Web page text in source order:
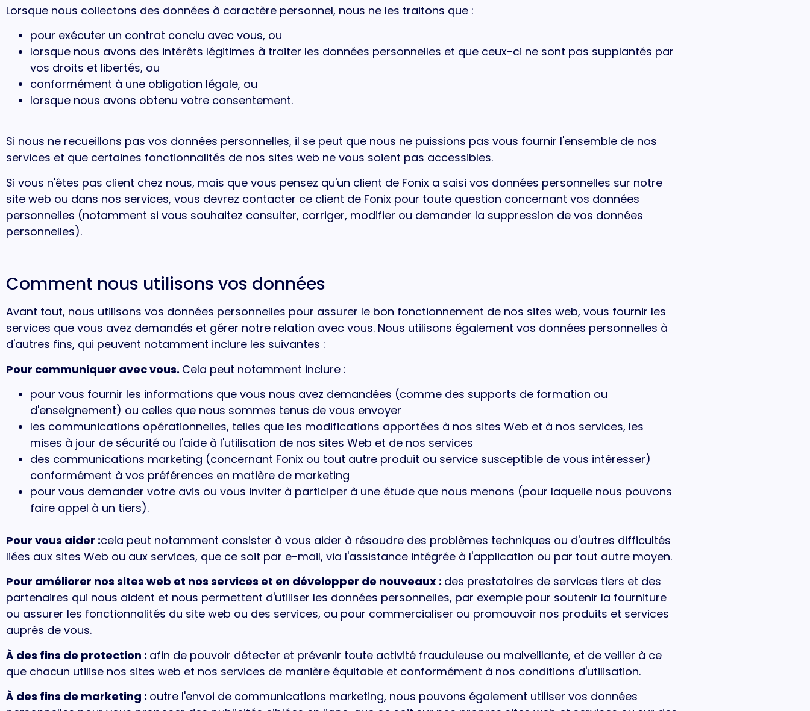
Lorsque nous collectons des données à caractère personnel, nous ne les traitons que :
pour exécuter un contrat conclu avec vous, ou
lorsque nous avons des intérêts légitimes à traiter les données personnelles et que ceux-ci ne sont pas supplantés par
vos droits et libertés, ou
conformément à une obligation légale, ou
lorsque nous avons obtenu votre consentement.
Si nous ne recueillons pas vos données personnelles, il se peut que nous ne puissions pas vous fournir l'ensemble de nos
services et que certaines fonctionnalités de nos sites web ne vous soient pas accessibles.
Si vous n'êtes pas client chez nous, mais que vous pensez qu'un client de Fonix a saisi vos données personnelles sur notre
site web ou dans nos services, vous devrez contacter ce client de Fonix pour toute question concernant vos données
personnelles (notamment si vous souhaitez consulter, corriger, modifier ou demander la suppression de vos données
personnelles).
Comment nous utilisons vos données
Avant tout, nous utilisons vos données personnelles pour assurer le bon fonctionnement de nos sites web, vous fournir les
services que vous avez demandés et gérer notre relation avec vous. Nous utilisons également vos données personnelles à
d'autres fins, qui peuvent notamment inclure les suivantes :
Pour communiquer avec vous. Cela peut notamment inclure :
pour vous fournir les informations que vous nous avez demandées (comme des supports de formation ou
d'enseignement) ou celles que nous sommes tenus de vous envoyer
les communications opérationnelles, telles que les modifications apportées à nos sites Web et à nos services, les
mises à jour de sécurité ou l'aide à l'utilisation de nos sites Web et de nos services
des communications marketing (concernant Fonix ou tout autre produit ou service susceptible de vous intéresser)
conformément à vos préférences en matière de marketing
pour vous demander votre avis ou vous inviter à participer à une étude que nous menons (pour laquelle nous pouvons
faire appel à un tiers).
Pour vous aider :cela peut notamment consister à vous aider à résoudre des problèmes techniques ou d'autres difficultés
liées aux sites Web ou aux services, que ce soit par e-mail, via l'assistance intégrée à l'application ou par tout autre moyen.
Pour améliorer nos sites web et nos services et en développer de nouveaux : des prestataires de services tiers et des
partenaires qui nous aident et nous permettent d'utiliser les données personnelles, par exemple pour soutenir la fourniture
ou assurer les fonctionnalités du site web ou des services, ou pour commercialiser ou promouvoir nos produits et services
auprès de vous.
À des fins de protection : afin de pouvoir détecter et prévenir toute activité frauduleuse ou malveillante, et de veiller à ce
que chacun utilise nos sites web et nos services de manière équitable et conformément à nos conditions d'utilisation.
À des fins de marketing : outre l'envoi de communications marketing, nous pouvons également utiliser vos données